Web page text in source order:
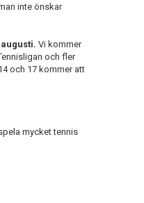
inte önskar
Vi kommer
och fler
och 17 kommer att
mycket tennis